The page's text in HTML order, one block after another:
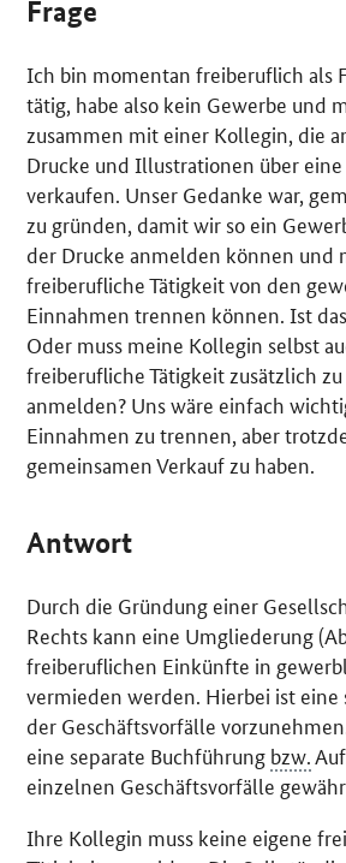
Frage
Ich bin momentan freiberuflich als
tätig, habe also kein Gewerbe und
zusammen mit einer Kollegin, die
Drucke und Illustrationen über eine
verkaufen. Unser Gedanke war,
zu gründen, damit wir so ein
der Drucke anmelden können und
freiberufliche Tätigkeit von den
Einnahmen trennen können. Ist
Oder muss meine Kollegin selbst
freiberufliche Tätigkeit zusätzlich
anmelden? Uns wäre einfach
Einnahmen zu trennen, aber
gemeinsamen Verkauf zu haben.
Antwort
Durch die Gründung einer
Rechts kann eine Umgliederung
freiberuflichen Einkünfte in
vermieden werden. Hierbei ist eine
der Geschäftsvorfälle
eine separate Buchführung bzw.
einzelnen Geschäftsvorfälle
Ihre Kollegin muss keine eigene